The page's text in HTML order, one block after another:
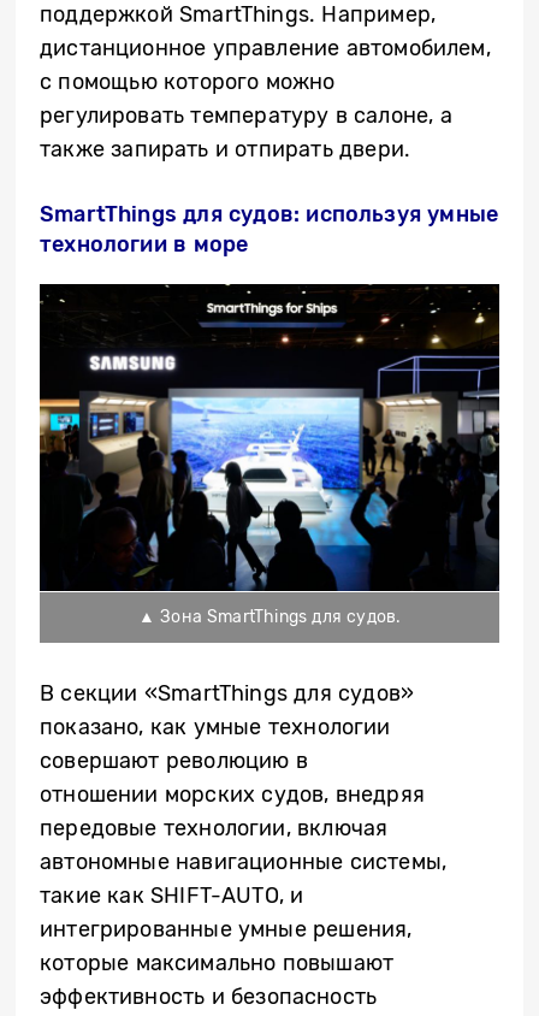
поддержкой SmartThings. Например,
дистанционное управление автомобилем,
с помощью которого можно
регулироватьтемпературу в салоне, а
также запирать и отпирать двери.
SmartThings для судов: используя умные
технологии в море
▲ Зона SmartThings для судов.
В секции «SmartThings для судов»
показано, как умные технологии
совершают революцию в
отношении морских судов, внедряя
передовые технологии, включая
автономные навигационные системы,
такие как SHIFT-AUTO,и
интегрированные умные решения,
которые максимально повышают
эффективность и безопасность